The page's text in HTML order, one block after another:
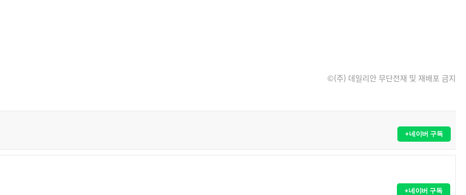
©(주) 데일리안 무단전재 및 재배포 금지
+네이버 구독
+네이버 구독